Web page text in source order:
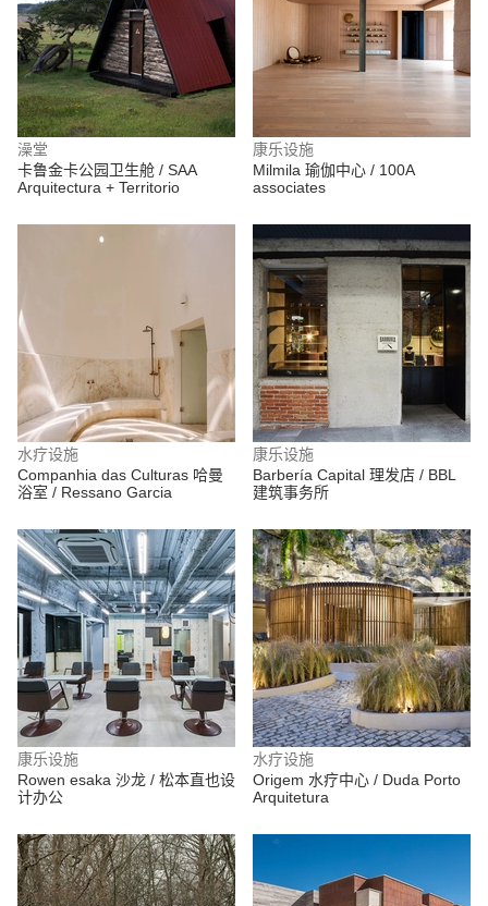
澡堂
卡鲁金卡公园卫生舱 / SAA
Arquitectura + Territorio
康乐设施
Milmila 瑜伽中心 / 100A
associates
水疗设施
Companhia das Culturas 哈曼
浴室 / Ressano Garcia
康乐设施
Barbería Capital 理发店 / BBL
建筑事务所
康乐设施
Rowen esaka 沙龙 / 松本直也设
计办公
水疗设施
Origem 水疗中心 / Duda Porto
Arquitetura